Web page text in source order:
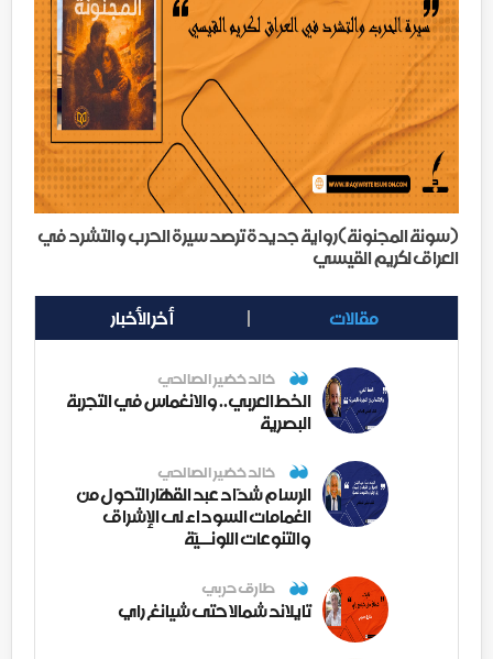
(سونة المجنونة)رواية جديدة ترصد سيرة الحرب والتشرد في
العراق لكريم القيسي
مقالات أخر الأخبار
خالد خضير الصالحي
الخط العربي.. والانغماس في التجربة
البصرية
خالد خضير الصالحي
الرسام شدّاد عبد القهّار التحول من
الغمامات السوداء لى الإشراق
والتنوعات اللونــيّة
طارق حربي
تايلاند شمالا حتى شيانغ راي